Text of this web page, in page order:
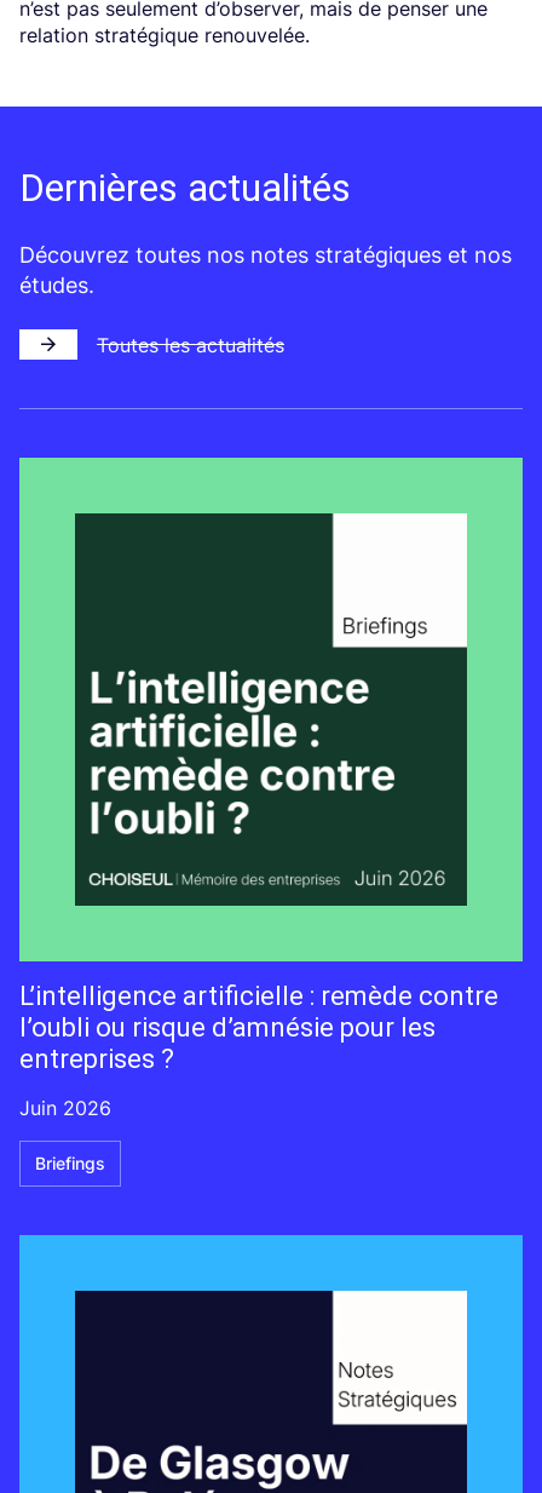
n’est pas seulement d’observer, mais de penser une
relation stratégique renouvelée.
Dernières actualités
Découvrez toutes nos notes stratégiques et nos
études.
Toutes les actualités
L’intelligence artificielle : remède contre
l’oubli ou risque d’amnésie pour les
entreprises ?
Juin 2026
Briefings